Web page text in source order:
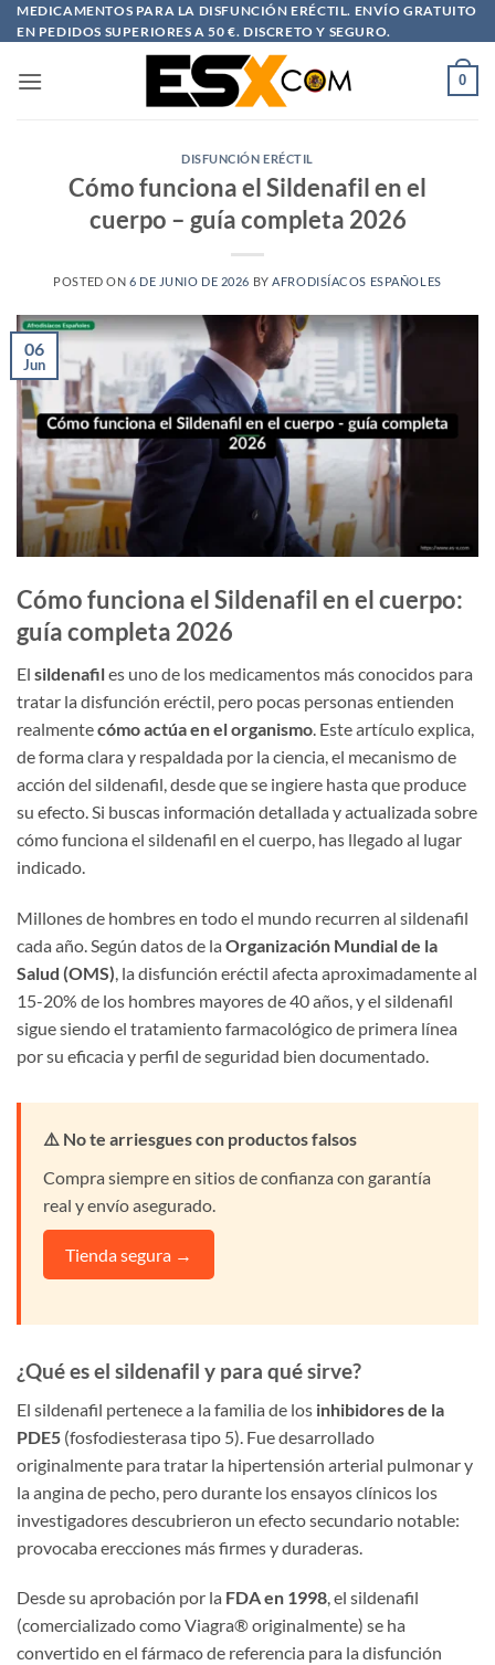
Saltar
al
MEDICAMENTOS PARA LA DISFUNCIÓN ERÉCTIL. ENVÍO GRATUITO
EN PEDIDOS SUPERIORES A 50 €. DISCRETO Y SEGURO.
0
DISFUNCIÓN ERÉCTIL
Cómo funciona el Sildenafil en el
cuerpo – guía completa 2026
POSTED ON 6 DE JUNIO DE 2026 BY AFRODISÍACOS ESPAÑOLES
06
Jun
Cómo funciona el Sildenafil en el cuerpo:
guía completa 2026
El sildenafiles uno de los medicamentos más conocidos para
tratar la disfunción eréctil, pero pocas personas entienden
realmentecómo actúa en el organismo. Este artículo explica,
de forma clara y respaldada por la ciencia, el mecanismo de
acción del sildenafil, desde que se ingiere hasta que produce
su efecto. Si buscas información detallada y actualizada sobre
cómo funciona el sildenafil en el cuerpo, has llegado al lugar
indicado.
Millones de hombres en todo el mundo recurren al sildenafil
cada año. Según datos de la Organización Mundial de la
Salud (OMS), la disfunción eréctil afecta aproximadamente al
15-20% de los hombres mayores de 40 años, y el sildenafil
sigue siendo el tratamiento farmacológico de primera línea
por su eficacia y perfil de seguridad bien documentado.
⚠️ No te arriesgues con productos falsos
Compra siempre en sitios de confianza con garantía
real y envío asegurado.
Tienda segura →
¿Qué es el sildenafil y para qué sirve?
El sildenafil pertenece a la familia de los inhibidores de la
PDE5 (fosfodiesterasa tipo 5). Fue desarrollado
originalmente para tratar la hipertensión arterial pulmonar y
la angina de pecho, pero durante los ensayos clínicos los
investigadores descubrieron un efecto secundario notable:
provocaba erecciones más firmes y duraderas.
Desde su aprobación por la FDA en 1998, el sildenafil
(comercializado como Viagra® originalmente) se ha
convertido en el fármaco de referencia para la disfunción